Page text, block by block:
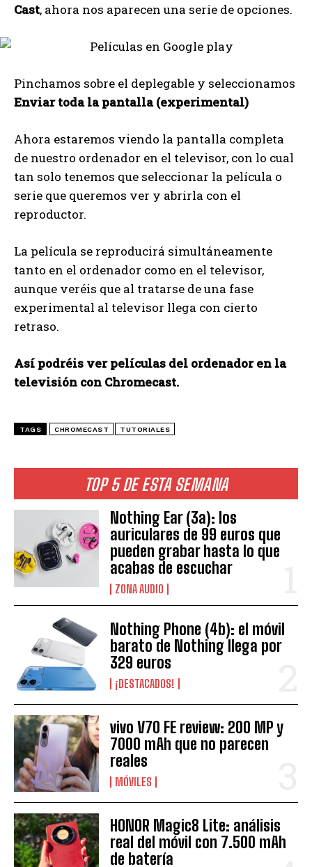
TOP 5 DE ESTA SEMANA
Nothing Ear (3a): los
auriculares de 99 euros que
pueden grabar hasta lo que
acabas de escuchar
ZONA AUDIO
Nothing Phone (4b): el móvil
barato de Nothing llega por
329 euros
¡DESTACADOS!
vivo V70 FE review: 200 MP y
7000 mAh que no parecen
reales
MÓVILES
HONOR Magic8 Lite: análisis
real del móvil con 7.500 mAh
de batería
Cast, ahora nos aparecen una serie de opciones.
Pinchamos sobre el deplegable y seleccionamos
Enviar toda la pantalla (experimental)
Ahora estaremos viendo la pantalla completa
de nuestro ordenador en el televisor, con lo cual
tan solo tenemos que seleccionar la película o
serie que queremos ver y abrirla con el
reproductor.
La película se reproducirá simultáneamente
tanto en el ordenador como en el televisor,
aunque veréis que al tratarse de una fase
experimental al televisor llega con cierto
retraso.
Así podréis ver películas del ordenador en la
televisión con Chromecast.
TAGS CHROMECAST TUTORIALES